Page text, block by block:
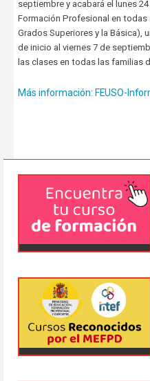
septiembre y acabará el lunes
Formación Profesional en todas
Grados Superiores y la Básica),
de inicio al viernes 7 de
las clases en todas las familias
Más información: FEUSO-